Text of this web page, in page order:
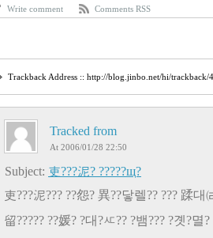
Write comment Comments RSS
Trackback Address :: http://blog.jinbo.net/hi/trackback/
Tracked from
At 2006/01/28 22:50
Subject: 吏???泥? ?????щ?
吏???泥??? ??怨? 異??닿렐?? ??? 蹂대
留????? ??媛? ?대?ㅼ?? ?뱀??? ?곗?